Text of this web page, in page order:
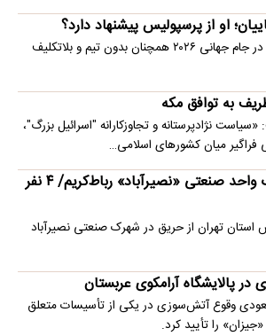
او از پرسپولیس پیشنهاد دارد؟
یکی از بهترین‌های ایران در جام جهانی ۲۰۲۶ همچنان بدون تیم و بلاتکلیف
به توافق مکه
نژادپرستانه و تجاوزکارانه "اسرائیل بزرگ"،
میان کشورهای اسلامی…
آتش‌سوزی در یک واحد صنعتی «نصیرآباد» رباط‌کریم/ ۴ نفر
استان تهران از حریق در شهرک صنعتی نصیرآباد
پالایشگاه آرامکوی عربستان
وقوع آتش‌سوزی در یکی از تأسیسات متعلق
را تأیید کرد.